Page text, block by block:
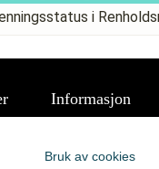
i
Informasjon
Bruk av cookies